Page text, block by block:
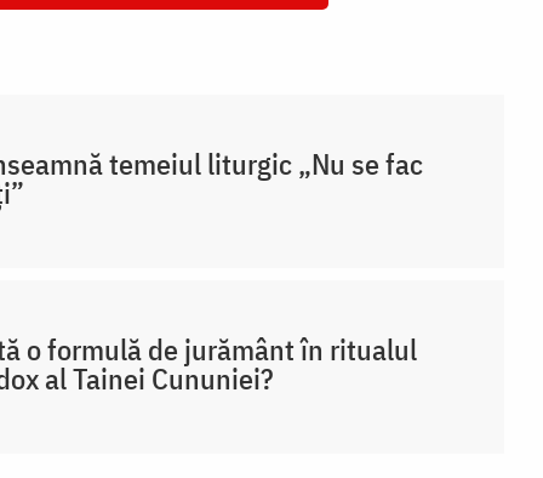
temeiul liturgic „Nu se fac
o formulă de jurământ în ritualul
al Tainei Cununiei?